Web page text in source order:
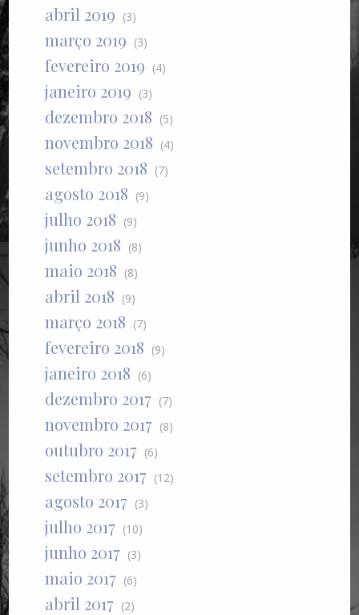
abril 2019 (3)
março 2019 (3)
fevereiro 2019 (4)
janeiro 2019 (3)
dezembro 2018 (5)
novembro 2018 (4)
setembro 2018 (7)
agosto 2018 (9)
julho 2018 (9)
junho 2018 (8)
maio 2018 (8)
abril 2018 (9)
março 2018 (7)
fevereiro 2018 (9)
janeiro 2018 (6)
dezembro 2017 (7)
novembro 2017 (8)
outubro 2017 (6)
setembro 2017 (12)
agosto 2017 (3)
julho 2017 (10)
junho 2017 (3)
maio 2017 (6)
abril 2017 (2)